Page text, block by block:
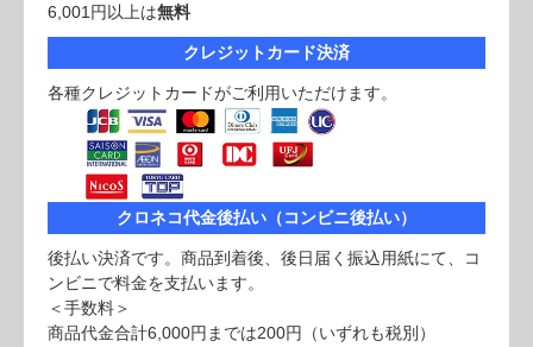
6,001円以上は無料
クレジットカード決済
各種クレジットカードがご利用いただけます。
クロネコ代金後払い（コンビニ後払い）
後払い決済です。商品到着後、後日届く振込用紙にて、コ
ンビニで料金を支払います。
＜手数料＞
商品代金合計6,000円までは200円（いずれも税別）